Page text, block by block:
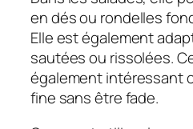
en dés ou rondelles
Elle est également
sautées ou rissolées.
également intéressant
fine sans être fade.